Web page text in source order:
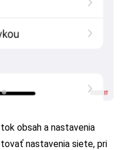
obsah a nastavenia
nastavenia siete, pri